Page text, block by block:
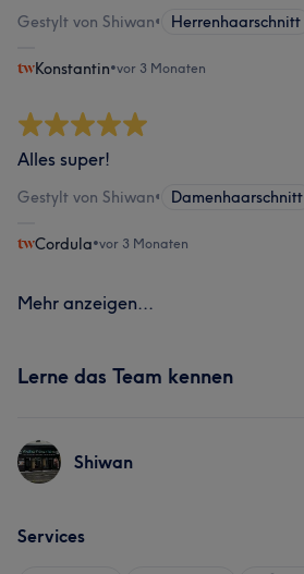
Gestylt von Shiwan• Herrenhaarschnitt
Konstantin•vor 3 Monaten
Alles super!
Gestylt von Shiwan• Damenhaarschnitt
Cordula•vor 3 Monaten
Mehr anzeigen...
Lerne das Team kennen
Shiwan
Services